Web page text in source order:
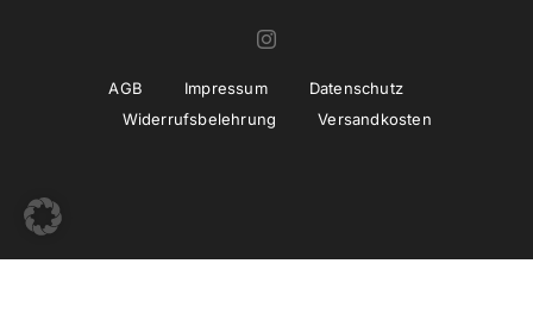
AGB Impressum
Datenschutz
Widerrufsbelehrung
Versandkosten